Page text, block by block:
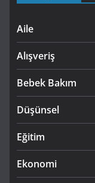
Aile
Alışveriş
Bebek Bakım
Düşünsel
Eğitim
Ekonomi